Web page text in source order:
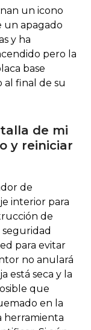
un icono
un apagado
y ha
pero la
base
final de su
de mi
y reiniciar
de
interior para
de
para evitar
no anulará
está seca y la
que
en la
herramienta